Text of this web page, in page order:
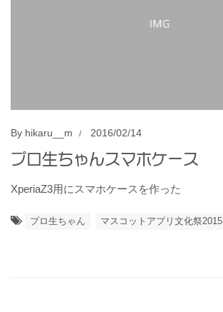
By hikaru__m 2016/02/14
プロ生ちゃんスマホケース
XperiaZ3用にスマホケースを作った
プロ生ちゃん マスコットアプリ文化祭2015